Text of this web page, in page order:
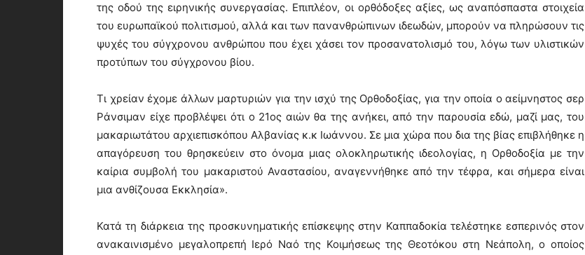
της οδού της ειρηνικής συνεργασίας. Επιπλέον, οι ορθόδοξες αξίες, ως αναπόσπαστα στοιχεία
του ευρωπαϊκού πολιτισμού, αλλά και των πανανθρώπινων ιδεωδών, μπορούν να πληρώσουν τις
ψυχές του σύγχρονου ανθρώπου που έχει χάσει τον προσανατολισμό του, λόγω των υλιστικών
προτύπων του σύγχρονου βίου.
Τι χρείαν έχομε άλλων μαρτυριών για την ισχύ της Ορθοδοξίας, για την οποία ο αείμνηστος σερ
Ράνσιμαν είχε προβλέψει ότι ο 21ος αιών θα της ανήκει, από την παρουσία εδώ, μαζί μας, του
μακαριωτάτου αρχιεπισκόπου Αλβανίας κ.κ Ιωάννου. Σε μια χώρα που δια της βίας επιβλήθηκε η
απαγόρευση του θρησκεύειν στο όνομα μιας ολοκληρωτικής ιδεολογίας, η Ορθοδοξία με την
καίρια συμβολή του μακαριστού Αναστασίου, αναγεννήθηκε από την τέφρα, και σήμερα είναι
μια ανθίζουσα Εκκλησία».
Κατά τη διάρκεια της προσκυνηματικής επίσκεψης στην Καππαδοκία τελέστηκε εσπερινός στον
ανακαινισμένο μεγαλοπρεπή Ιερό Ναό της Κοιμήσεως της Θεοτόκου στη Νεάπολη, ο οποίος